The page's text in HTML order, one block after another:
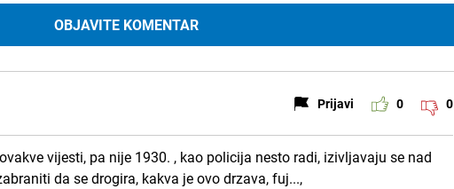
OBJAVITE KOMENTAR
Prijavi 0 0
vijesti, pa nije 1930. , kao policija nesto radi, izivljavaju se nad
da se drogira, kakva je ovo drzava, fuj...,